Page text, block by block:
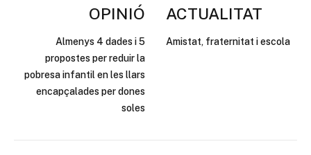
OPINIÓ
Almenys 4 dades i 5
propostes per reduir la
pobresa infantil en les llars
encapçalades per dones
soles
ACTUALITAT
Amistat, fraternitat i escola